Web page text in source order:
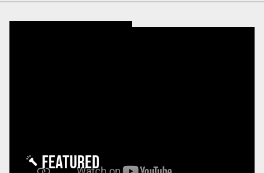
FEATURED